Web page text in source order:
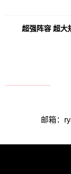
超强阵容 超大
邮箱：